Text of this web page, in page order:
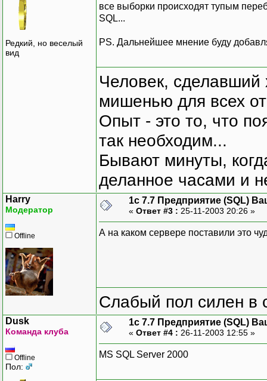
Редкий, но веселый
вид
все выборки происходят тупым
SQL...
PS. Дальнейшее мнение буду
Человек, сделавший
мишенью для всех
Опыт - это то, что
так необходим...
Бывают минуты,
деланное часами и
Harry
Модератор
Offline
1с 7.7 Предприятие (SQL)
« Ответ #3 : 25-11-2003 20:26 »
А на каком сервере поставили это
Слабый пол силен в
Dusk
Команда клуба
Offline
Пол:
1с 7.7 Предприятие (SQL)
« Ответ #4 : 26-11-2003 12:55 »
MS SQL Server 2000